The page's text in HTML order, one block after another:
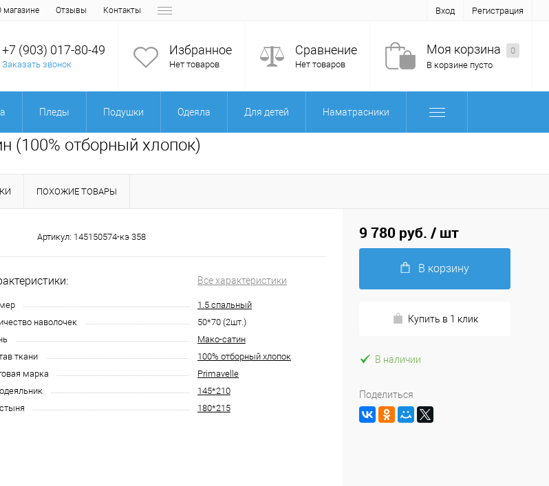
магазине Отзывы Контакты Вход Регистрация
+7 (903) 017-80-49
Заказать звонок
Избранное
Нет товаров
Сравнение
Нет товаров
Моя корзина
0
В корзине пусто
Пледы Подушки Одеяла Для детей Наматрасники
(100% отборный хлопок)
ПОХОЖИЕ ТОВАРЫ
Артикул: 145150574-кэ 358
Все характеристики
1.5 спальный
наволочек
50*70 (2шт.)
Мако-сатин
ткани
100% отборный хлопок
марка
Primavelle
145*210
180*215
9 780 руб. / шт
В корзину
Купить в 1 клик
В наличии
Поделиться